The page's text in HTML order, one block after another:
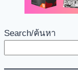
Search/ค้นหา